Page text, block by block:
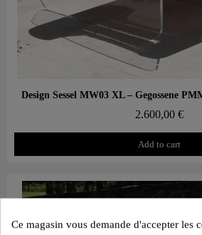
Aperçu rapide
2.600,00 €
Add to cart
Ce magasin vous demande d'accepter les